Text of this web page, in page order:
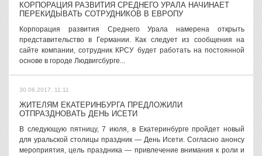
КОРПОРАЦИЯ РАЗВИТИЯ СРЕДНЕГО УРАЛА НАЧИНАЕТ
ПЕРЕКИДЫВАТЬ СОТРУДНИКОВ В ЕВРОПУ
Корпорация развития Среднего Урала намерена открыть
представительство в Германии. Как следует из сообщения на
сайте компании, сотрудник КРСУ будет работать на постоянной
основе в городе Людвигсбурге...
30.06.2017, 11:11
ЖИТЕЛЯМ ЕКАТЕРИНБУРГА ПРЕДЛОЖИЛИ
ОТПРАЗДНОВАТЬ ДЕНЬ ИСЕТИ
В следующую пятницу, 7 июля, в Екатеринбурге пройдет новый
для уральской столицы праздник — День Исети. Согласно анонсу
мероприятия, цель праздника — привлечение внимания к роли и